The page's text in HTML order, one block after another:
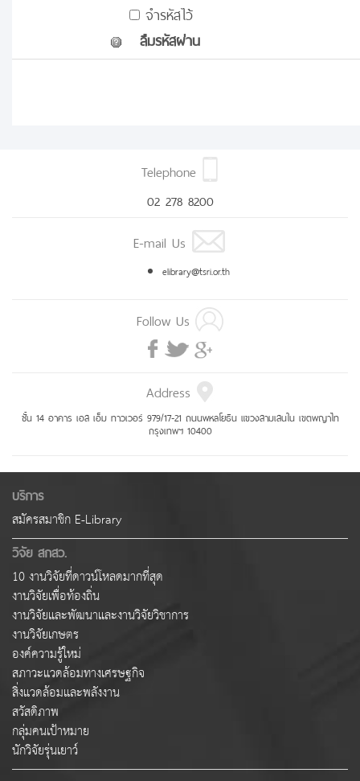
จำรหัสไว้
ลืมรหัสผ่าน
Telephone
02 278 8200
E-mail Us
elibrary@tsri.or.th
Follow Us
Address
ชั้น 14 อาคาร เอส เอ็ม ทาวเวอร์ 979/17-21 ถนนพหลโยธิน แขวงสามเสนใน เขตพญาไท
กรุงเทพฯ 10400
บริการ
สมัครสมาชิก E-Library
วิจัย สกสว.
10 งานวิจัยที่ดาวน์โหลดมากที่สุด
งานวิจัยเพื่อท้องถิ่น
งานวิจัยและพัฒนาและงานวิจัยวิชาการ
งานวิจัยเกษตร
องค์ความรู้ใหม่
สภาวะแวดล้อมทางเศรษฐกิจ
สิ่งแวดล้อมและพลังงาน
สวัสดิภาพ
กลุ่มคนเป้าหมาย
นักวิจัยรุ่นเยาว์